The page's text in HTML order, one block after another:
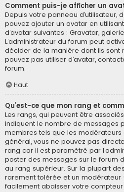
Comment puis-je afficher un
Depuis votre panneau d’utilisateur,
pouvez ajouter un avatar en
d’avatar suivantes : Gravatar,
L’administrateur du forum peut
décider de la manière dont ils sont
pouvez pas utiliser d’avatar,
forum.
Haut
Qu’est-ce que mon rang et
Les rangs, qui peuvent être
indiquent le nombre de messages
membres tels que les modérateurs
général, vous ne pouvez pas
rang car il est paramétré par
poster des messages sur le forum
au rang supérieur. Sur la plupart
rarement tolérée et un
facilement abaisser votre